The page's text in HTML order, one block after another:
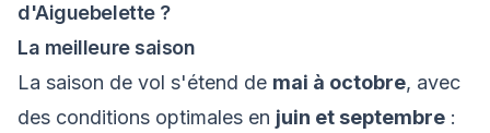
d'Aiguebelette ?
La meilleure saison
La saison de vol s'étend de mai à octobre, avec
des conditions optimales en juin et septembre :